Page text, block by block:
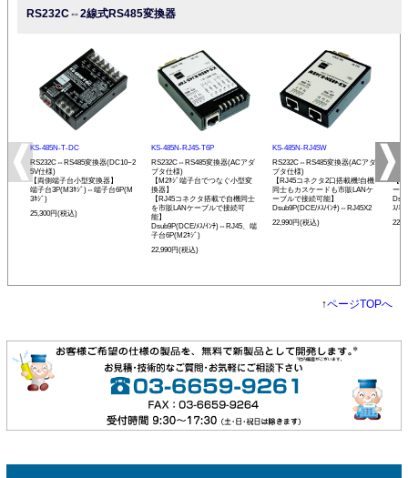
RS232C⇔2線式RS485変換器
KS-485N-T-DC
RS232C⇔RS485変換器(DC10~2
5V仕様)
【両側端子台小型変換器】
端子台3P(M3ﾈｼﾞ)⇔端子台6P(M
3ﾈｼﾞ)
25,300円(税込)
KS-485N-RJ45-T6P
RS232C⇔RS485変換器(ACアダ
プタ仕様)
【M2ﾈｼﾞ端子台でつなぐ小型変
換器】
【RJ45コネクタ搭載で自機同士
を市販LANケーブルで接続可
能】
Dsub9P(DCE/ﾒｽ/ｲﾝﾁ)⇔RJ45、端
子台6P(M2ﾈｼﾞ)
22,990円(税込)
KS-485N-RJ45W
RS232C⇔RS485変換器(ACアダ
プタ仕様)
【RJ45コネクタ2口搭載機!自機
同士もカスケードも市販LANケ
ーブルで接続可能】
Dsub9P(DCE/ﾒｽ/ｲﾝﾁ)⇔RJ45X2
22,990円(税込)
【
ー
ｽ/ﾐﾘ)
↑ページTOPへ